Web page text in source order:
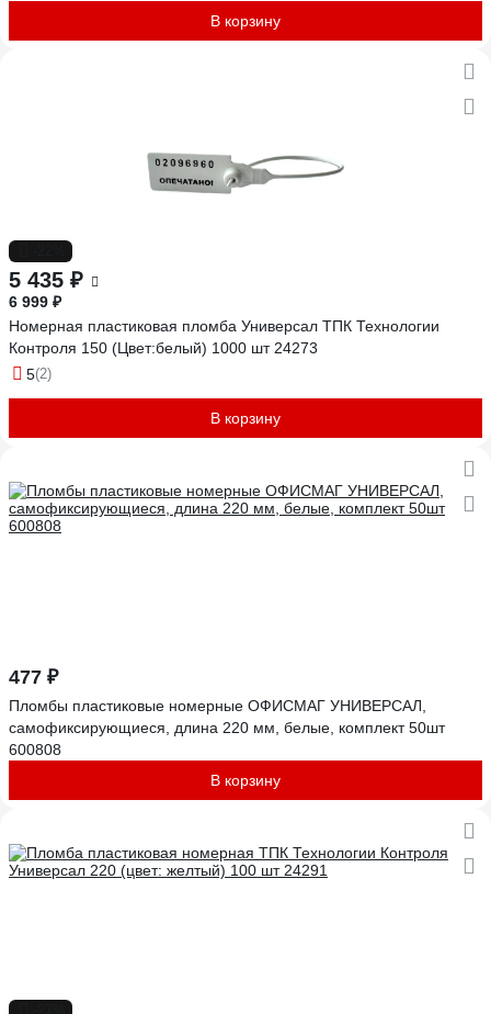
В корзину
5 435 ₽
6 999 ₽
Номерная пластиковая пломба Универсал ТПК Технологии
Контроля 150 (Цвет:белый) 1000 шт 24273
5(2)
В корзину
477 ₽
Пломбы пластиковые номерные ОФИСМАГ УНИВЕРСАЛ,
самофиксирующиеся, длина 220 мм, белые, комплект 50шт
600808
В корзину